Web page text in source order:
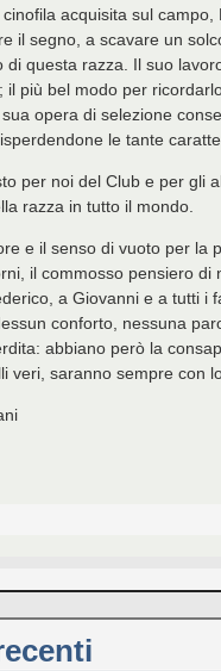
acquisita sul campo,
il segno, a scavare un
di questa razza. Il suo
il più bel modo per
opera di selezione
le tante
per noi del Club e per gli
razza in tutto il mondo.
e il senso di vuoto per la
il commosso pensiero di
a Giovanni e a tutti i
conforto, nessuna
abbiano però la
veri, saranno sempre con